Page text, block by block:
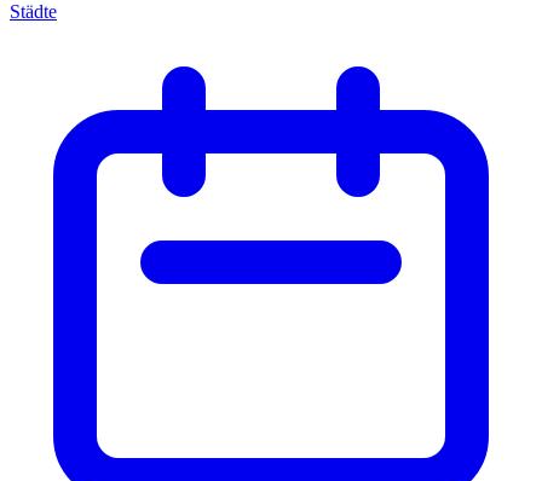
Städte